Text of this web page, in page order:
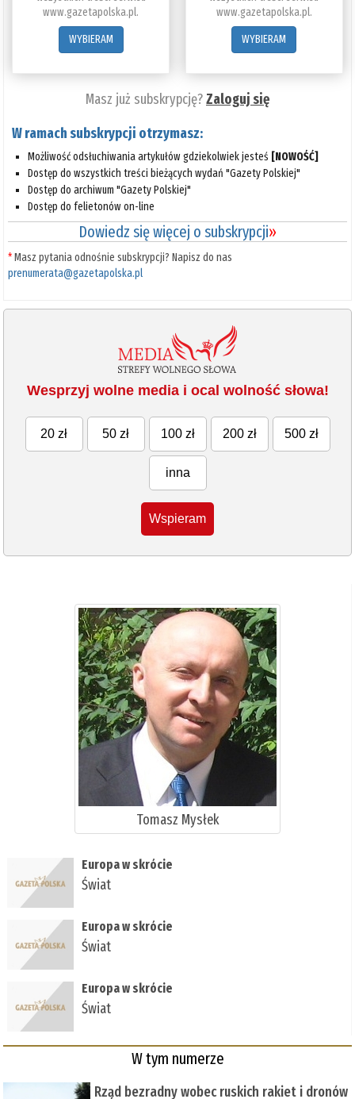
www.gazetapolska.pl.
WYBIERAM
www.gazetapolska.pl.
WYBIERAM
Masz już subskrypcję?Zaloguj się
W ramach subskrypcji otrzymasz:
Możliwość odsłuchiwania artykułów gdziekolwiek jesteś [NOWOŚĆ]
Dostęp do wszystkich treści bieżących wydań "Gazety Polskiej"
Dostęp do archiwum "Gazety Polskiej"
Dostęp do felietonów on-line
Dowiedz się więcej o subskrypcji»
*Masz pytania odnośnie subskrypcji? Napisz do nas
prenumerata@gazetapolska.pl
Wesprzyj wolne media i ocal wolność słowa!
20 zł 50 zł 100 zł 200 zł 500 zł
inna
Wspieram
Tomasz Mysłek
Europa w skrócie
Świat
Europa w skrócie
Świat
Europa w skrócie
Świat
W tym numerze
Rząd bezradny wobec ruskich rakiet i dronów